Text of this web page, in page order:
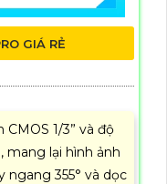
GIÁ RẺ
1/3” và độ
mang lại hình ảnh
ngang 355° và dọc